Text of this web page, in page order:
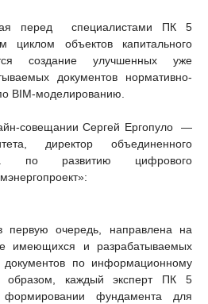
перед специалистами ПК 5
циклом объектов капитального
создание улучшенных уже
документов нормативно-
BIM-моделированию.
совещании Сергей Ергопуло —
директор объединенного
по развитию цифрового
первую очередь, направлена на
имеющихся и разрабатываемых
документов по информационному
образом, каждый эксперт ПК 5
фундамента для